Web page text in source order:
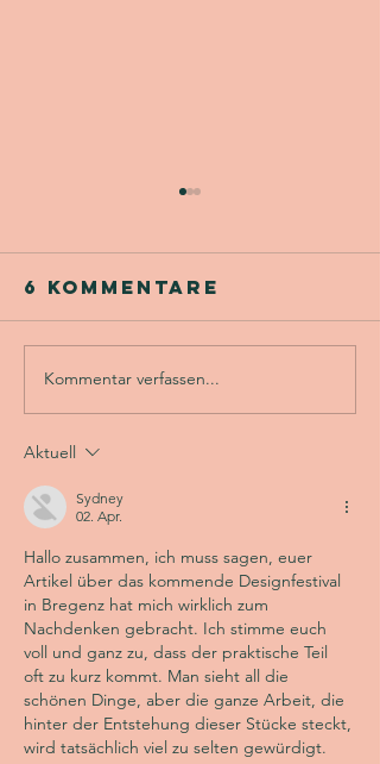
Ladenburg:
85+
Aussteller,
Streetfood &
kreative
Highlights
6 Kommentare
Kommentar verfassen...
Aktuell
Sydney
02. Apr.
Hallo zusammen, ich muss sagen, euer
Artikel über das kommende Designfestival
in Bregenz hat mich wirklich zum
Nachdenken gebracht. Ich stimme euch
voll und ganz zu, dass der praktische Teil
oft zu kurz kommt. Man sieht all die
schönen Dinge, aber die ganze Arbeit, die
hinter der Entstehung dieser Stücke steckt,
wird tatsächlich viel zu selten gewürdigt.